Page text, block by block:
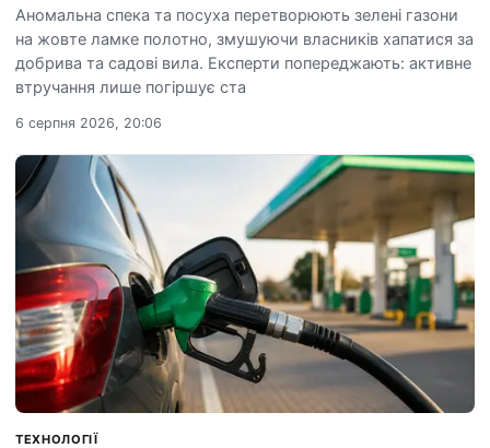
Аномальна спека та посуха перетворюють зелені газони
на жовте ламке полотно, змушуючи власників хапатися за
добрива та садові вила. Експерти попереджають: активне
втручання лише погіршує ста
6 серпня 2026, 20:06
ТЕХНОЛОГІЇ